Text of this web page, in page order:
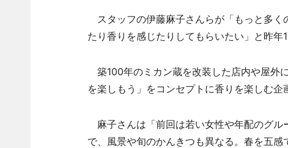
スタッフの伊藤麻子さんらが「もっと多く
たり香りを感じたりしてもらいたい」と昨年
築100年のミカン蔵を改装した店内や屋外
を楽しもう」をコンセプトに香りを楽しむ企
麻子さんは「前回は若い女性や年配のグル
で、風景や旬のかんきつも異なる。春を五